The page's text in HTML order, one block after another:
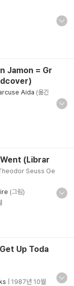
Jamon = Gr
Aida (옮긴
(Librar
Seuss Ge
(그림)
Up Toda
1987년 10월